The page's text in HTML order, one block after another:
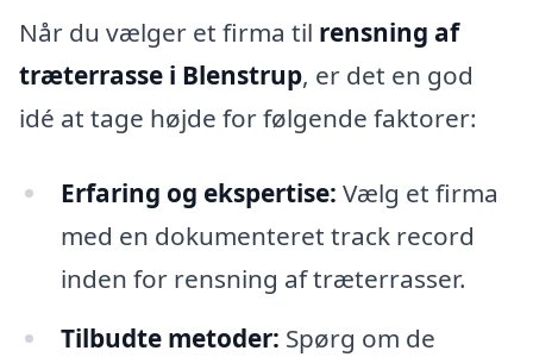
Når du vælger et firma til rensning af
træterrasse i Blenstrup, er det en god
idé at tage højde for følgende faktorer:
Erfaring og ekspertise: Vælg et firma
med en dokumenteret track record
inden for rensning af træterrasser.
Tilbudte metoder: Spørg om de